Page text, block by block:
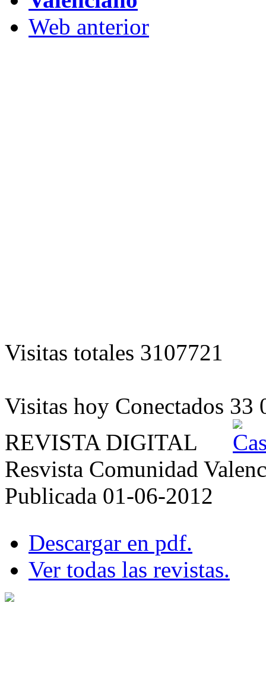
Web anterior
Visitas totales 3107721
Visitas hoy Conectados 33
REVISTA DIGITAL
Resvista Comunidad
Publicada 01-06-2012
Descargar en pdf.
Ver todas las revistas.